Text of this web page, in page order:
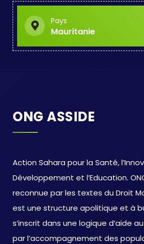
Pays
Mauritanie
ONG ASSIDE
Action Sahara pour la Santé,
Développement et l’Education.
reconnue par les textes du Droit
est une structure apolitique et à
s’inscrit dans une logique d’aide
par l’accompagnement des